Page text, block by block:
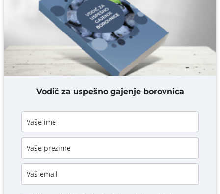
Komentar* obavezno
DODAJ KOMENTAR
Vodič za uspešno gajenje borovnica